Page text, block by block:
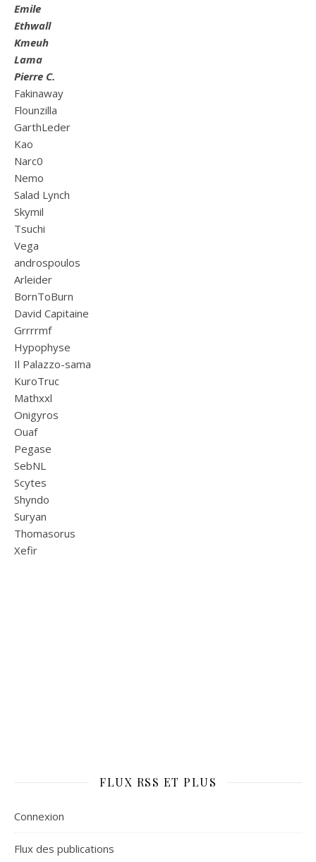
Emile
Ethwall
Kmeuh
Lama
Pierre C.
Fakinaway
Flounzilla
GarthLeder
Kao
Narc0
Nemo
Salad Lynch
Skymil
Tsuchi
Vega
androspoulos
Arleider
BornToBurn
David Capitaine
Grrrrmf
Hypophyse
Il Palazzo-sama
KuroTruc
Mathxxl
Onigyros
Ouaf
Pegase
SebNL
Scytes
Shyndo
Suryan
Thomasorus
Xefir
FLUX RSS ET PLUS
Connexion
Flux des publications